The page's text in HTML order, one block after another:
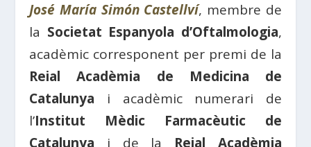
José María Simón Castellví, membre de
la Societat Espanyola d’Oftalmologia,
acadèmic corresponent per premi de la
Reial Acadèmia de Medicina de
Catalunya i acadèmic numerari de
l’Institut Mèdic Farmacèutic de
Catalunya i de la Reial Acadèmia